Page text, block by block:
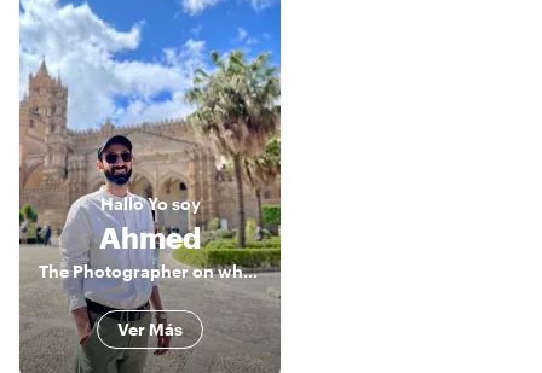
HalloYo soy
Ahmed
The Photographer on wheels
Ver Más